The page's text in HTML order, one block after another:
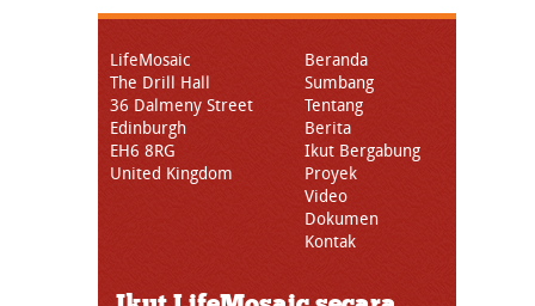
LifeMosaic
The Drill Hall
36 Dalmeny Street
Edinburgh
EH6 8RG
United Kingdom
Beranda
Sumbang
Tentang
Berita
Ikut Bergabung
Proyek
Video
Dokumen
Kontak